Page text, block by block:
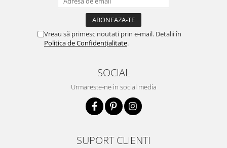
Vreau să primesc noutati prin e-mail. Detalii în
Politica de Confidențialitate.
SOCIAL
Urmareste-ne in social media
SUPORT CLIENTI